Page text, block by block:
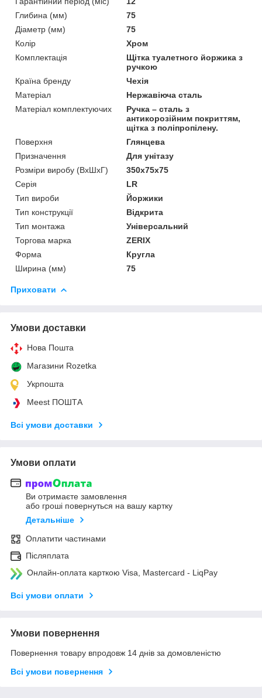
Глибина (мм)
75
Діаметр (мм)
75
Колір
Хром
Комплектація
Щітка туалетного йоржика з
ручкою
Країна бренду
Чехія
Матеріал
Нержавіюча сталь
Матеріал комплектуючих
Ручка – сталь з
антикорозійним покриттям,
щітка з поліпропілену.
Поверхня
Глянцева
Призначення
Для унітазу
Розміри виробу (ВхШхГ)
350x75x75
Серія
LR
Тип вироби
Йоржики
Тип конструкції
Відкрита
Тип монтажа
Універсальний
Торгова марка
ZERIX
Форма
Кругла
Ширина (мм)
75
Приховати
Умови доставки
Нова Пошта
Магазини Rozetka
Укрпошта
Meest ПОШТА
Всі умови доставки
Умови оплати
Ви отримаєте замовлення
або гроші повернуться на вашу картку
Детальніше
Оплатити частинами
Післяплата
Онлайн-оплата карткою Visa, Mastercard - LiqPay
Всі умови оплати
Умови повернення
Повернення товару впродовж 14 днів за домовленістю
Всі умови повернення